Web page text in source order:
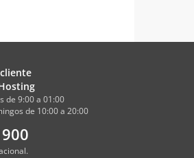
de 9:00 a 01:00
de 10:00 a 20:00